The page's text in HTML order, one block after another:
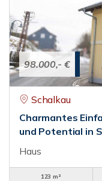
98.000,- €
Schalkau
Charmantes
und Potential in
Haus
123 m²